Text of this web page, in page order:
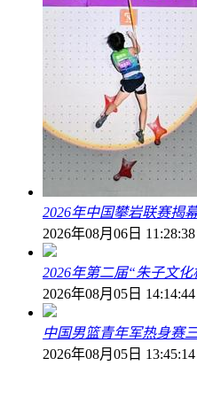
2026年中国攀岩联赛揭
2026年08月06日 11:28:38
2026年第二届“朱子文
2026年08月05日 14:14:44
中国男篮青年军热身赛
2026年08月05日 13:45:14